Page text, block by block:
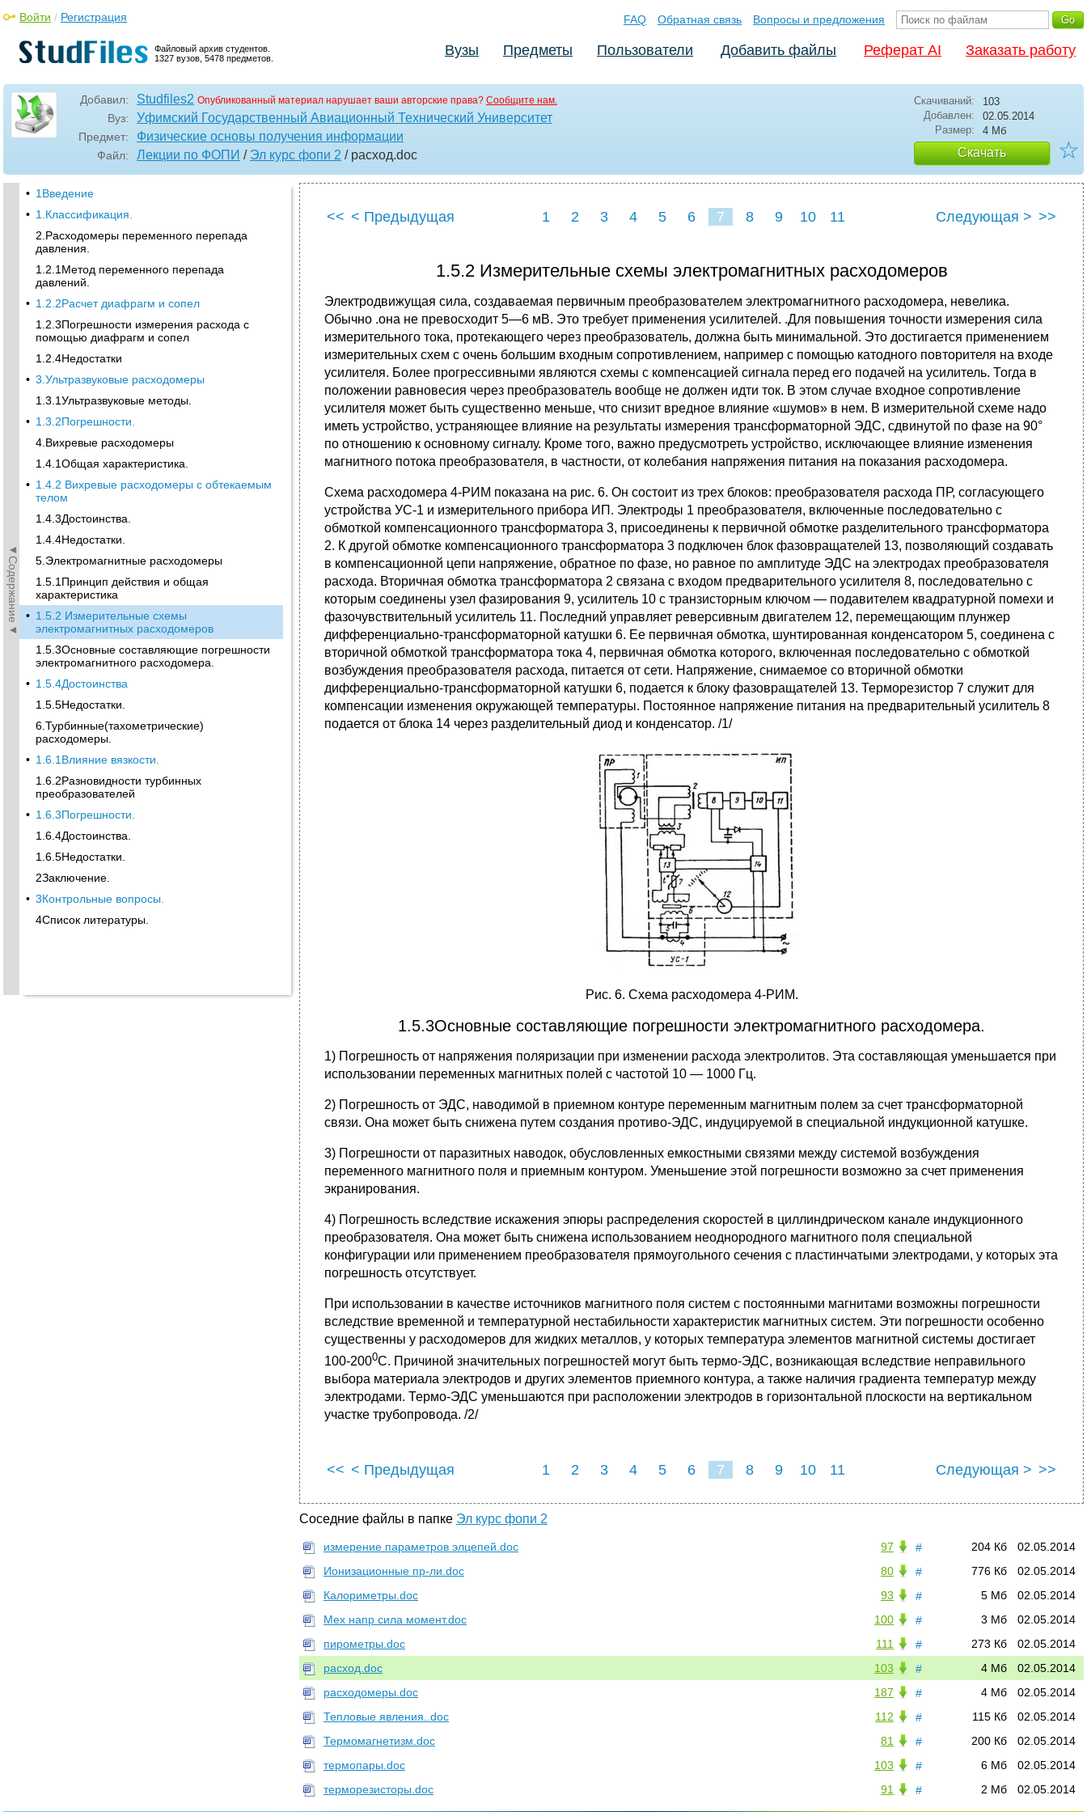
Файловый архив студентов.
1327 вузов, 5478 предметов.
Войти / Регистрация FAQ Обратная связь Вопросы и предложения
Вузы Предметы Пользователи Добавить файлы Реферат AI Заказать работу
Добавил: Studfiles2 Опубликованный материал нарушает ваши авторские права? Сообщите нам.
Вуз: Уфимский Государственный Авиационный Технический Университет
Предмет: Физические основы получения информации
Файл: Лекции по ФОПИ / Эл курс фопи 2 / расход.doc
Скачиваний:
103
Добавлен:
02.05.2014
Размер:
4 Мб
Скачать ☆
◄Содержание◄
• 1Введение
• 1.Классификация.
2.Расходомеры переменного перепада
давления.
1.2.1Метод переменного перепада
давлений.
• 1.2.2Расчет диафрагм и сопел
1.2.3Погрешности измерения расхода с
помощью диафрагм и сопел
1.2.4Недостатки
• 3.Ультразвуковые расходомеры
1.3.1Ультразвуковые методы.
• 1.3.2Погрешности.
4.Вихревые расходомеры
1.4.1Общая характеристика.
• 1.4.2 Вихревые расходомеры с обтекаемым
телом
1.4.3Достоинства.
1.4.4Недостатки.
5.Электромагнитные расходомеры
1.5.1Принцип действия и общая
характеристика
• 1.5.2 Измерительные схемы
электромагнитных расходомеров
1.5.3Основные составляющие погрешности
электромагнитного расходомера.
• 1.5.4Достоинства
1.5.5Недостатки.
6.Турбинные(тахометрические)
расходомеры.
• 1.6.1Влияние вязкости.
1.6.2Разновидности турбинных
преобразователей
• 1.6.3Погрешности.
1.6.4Достоинства.
1.6.5Недостатки.
2Заключение.
• 3Контрольные вопросы.
4Список литературы.
<< < Предыдущая 1 2 3 4 5 6 7 8 9 10 11 Следующая > >>
1.5.2 Измерительные схемы электромагнитных расходомеров
Электродвижущая сила, создаваемая первичным преобразователем электромагнитного расходомера, невелика.
Обычно .она не превосходит 5—6 мВ. Это требует применения усилителей. .Для повышения точности измерения сила
измерительного тока, протекающего через преобразователь, должна быть минимальной. Это достигается применением
измерительных схем с очень большим входным сопротивлением, например с помощью катодного повторителя на входе
усилителя. Более прогрессивными являются схемы с компенсацией сигнала перед его подачей на усилитель. Тогда в
положении равновесия через преобразователь вообще не должен идти ток. В этом случае входное сопротивление
усилителя может быть существенно меньше, что снизит вредное влияние «шумов» в нем. В измерительной схеме надо
иметь устройство, устраняющее влияние на результаты измерения трансформаторной ЭДС, сдвинутой по фазе на 90°
по отношению к основному сигналу. Кроме того, важно предусмотреть устройство, исключающее влияние изменения
магнитного потока преобразователя, в частности, от колебания напряжения питания на показания расходомера.
Схема расходомера 4-РИМ показана на рис. 6. Он состоит из трех блоков: преобразователя расхода ПР, согласующего
устройства УС-1 и измерительного прибора ИП. Электроды 1 преобразователя, включенные последовательно с
обмоткой компенсационного трансформатора 3, присоединены к первичной обмотке разделительного трансформатора
2. К другой обмотке компенсационного трансформатора 3 подключен блок фазовращателей 13, позволяющий создавать
в компенсационной цепи напряжение, обратное по фазе, но равное по амплитуде ЭДС на электродах преобразователя
расхода. Вторичная обмотка трансформа­тора 2 связана с входом предварительного усилителя 8, последовательно с
которым соединены узел фазирования 9, усилитель 10 с транзисторным ключом — подавителем квадратурной помехи и
фазочувствительный усилитель 11. Последний управляет реверсивным двигателем 12, перемещающим плунжер
дифференциально-трансформаторной катушки 6. Ее первичная обмотка, шунтированная конденсатором 5, соединена с
вторичной обмоткой трансформатора тока 4, первичная обмотка которого, включенная последовательно с обмоткой
возбуждения преобразователя расхода, питается от сети. Напряжение, снимаемое со вторичной обмотки
дифференциально-трансформаторной катушки 6, подается к блоку фазовращателей 13. Терморезистор 7 служит для
компенсации изменения окружающей температуры. Постоянное напряжение питания на предварительный усилитель 8
подается от блока 14 через разделительный диод и конденсатор. /1/
Рис. 6. Схема расходомера 4-РИМ.
1.5.3Основные составляющие погрешности электромагнитного расходомера.
1) Погрешность от напряжения поляризации при изменении расхода электролитов. Эта составляющая уменьшается при
использовании переменных магнитных полей с частотой 10 — 1000 Гц.
2) Погрешность от ЭДС, наводимой в приемном контуре переменным магнитным полем за счет трансформаторной
связи. Она может быть снижена путем создания противо-ЭДС, индуцируемой в специальной индукционной катушке.
3) Погрешности от паразитных наводок, обусловленных емкостными связями между системой возбуждения
переменного магнитного поля и приемным контуром. Уменьшение этой погрешности возможно за счет применения
экранирования.
4) Погрешность вследствие искажения эпюры распределения скоростей в циллиндрическом канале индукционного
преобразователя. Она может быть снижена использованием неоднородного магнитного поля специальной
конфигурации или применением преобразователя прямоугольного сечения с пластинчатыми электродами, у которых эта
погрешность отсутствует.
При использовании в качестве источников магнитного поля систем с постоянными магнитами возможны погрешности
вследствие временной и температурной нестабильности характеристик магнитных систем. Эти погрешности особенно
существенны у расходомеров для жидких металлов, у которых температура элементов магнитной системы достигает
100-2000С. Причиной значительных погрешностей могут быть термо-ЭДС, возникающая вследствие неправильного
выбора материала электродов и других элементов приемного контура, а также наличия градиента температур между
электродами. Термо-ЭДС уменьшаются при расположении электродов в горизонтальной плоскости на вертикальном
участке трубопровода. /2/
<< < Предыдущая 1 2 3 4 5 6 7 8 9 10 11 Следующая > >>
Соседние файлы в папке Эл курс фопи 2
# 02.05.2014
204 Кб
97
измерение параметров элцепей.doc
#
02.05.2014
776 Кб
80
Ионизационные пр-ли.doc
#
02.05.2014
5 Мб
93
Калориметры.doc
#
02.05.2014
3 Мб
100
Мех напр сила момент.doc
#
02.05.2014
273 Кб
111
пирометры.doc
#
02.05.2014
4 Мб
103
расход.doc
#
02.05.2014
4 Мб
187
расходомеры.doc
#
02.05.2014
115 Кб
112
Тепловые явления..doc
#
02.05.2014
200 Кб
81
Термомагнетизм.doc
#
02.05.2014
6 Мб
103
термопары.doc
#
02.05.2014
2 Мб
91
терморезисторы.doc